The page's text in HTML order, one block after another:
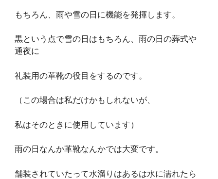
もちろん、雨や雪の日に機能を発揮します。
黒という点で雪の日はもちろん、雨の日の葬式や
通夜に
礼装用の革靴の役目をするのです。
（この場合は私だけかもしれないが、
私はそのときに使用しています）
雨の日なんか革靴なんかでは大変です。
舗装されていたって水溜りはあるは水に濡れたら